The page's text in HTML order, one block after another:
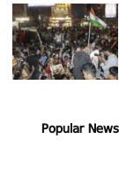
Popular News